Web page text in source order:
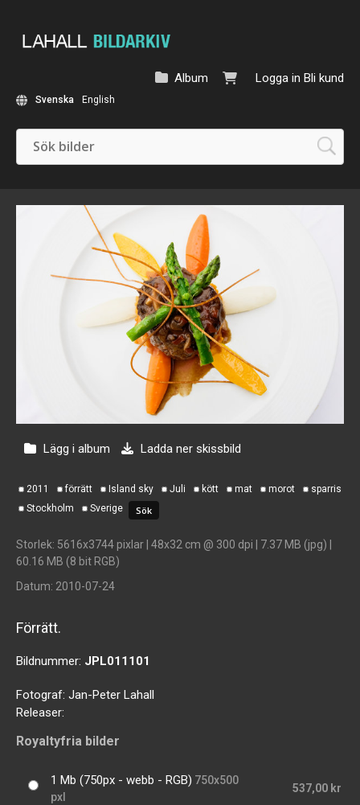
Logga in Bli kund
Album
Svenska English
Lägg i album Ladda ner skissbild
2011 förrätt Island sky Juli kött mat morot
sparris
Stockholm
Sverige
Storlek: 5616x3744 pixlar | 48x32 cm @ 300 dpi | 7.37 MB (jpg) |
60.16 MB (8 bit RGB)
Datum: 2010-07-24
Förrätt.
Bildnummer: JPL011101
Fotograf: Jan-Peter Lahall
Releaser:
Royaltyfria bilder
1 Mb (750px - webb - RGB) 750x500
pxl
537,00 kr